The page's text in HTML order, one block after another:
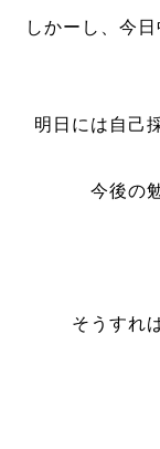
しかーし、今
明日には自己
今後の
そうすれ